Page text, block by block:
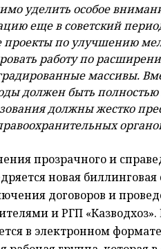
уделить особое
еще в советский
проекты по улучшению
работу по
массивы.
должен быть
должны жестко
прозрачного и
новая
договоров и
и РГП
в электронном